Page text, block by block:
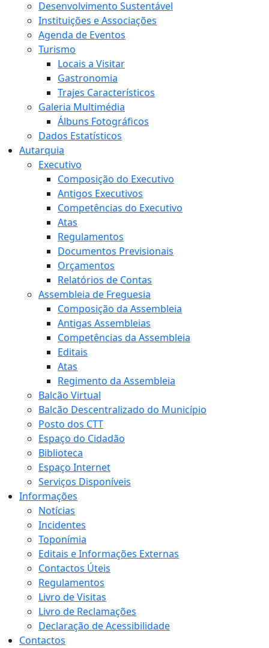
Desenvolvimento Sustentável
Instituições e Associações
Agenda de Eventos
Turismo
Locais a Visitar
Gastronomia
Trajes Característicos
Galeria Multimédia
Álbuns Fotográficos
Dados Estatísticos
Autarquia
Executivo
Composição do Executivo
Antigos Executivos
Competências do Executivo
Atas
Regulamentos
Documentos Previsionais
Orçamentos
Relatórios de Contas
Assembleia de Freguesia
Composição da Assembleia
Antigas Assembleias
Competências da Assembleia
Editais
Atas
Regimento da Assembleia
Balcão Virtual
Balcão Descentralizado do Município
Posto dos CTT
Espaço do Cidadão
Biblioteca
Espaço Internet
Serviços Disponíveis
Informações
Notícias
Incidentes
Toponímia
Editais e Informações Externas
Contactos Úteis
Regulamentos
Livro de Visitas
Livro de Reclamações
Declaração de Acessibilidade
Contactos